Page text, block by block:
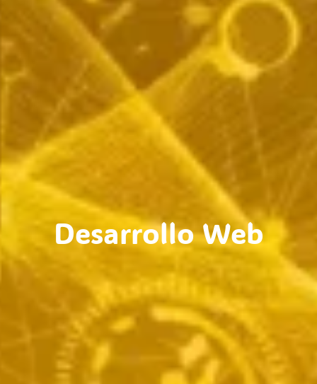
Desarrollo Web